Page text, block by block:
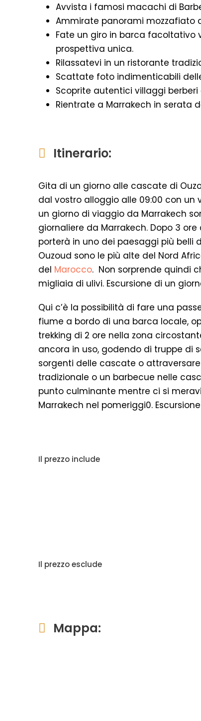
Avvista i famosi macachi di
Ammirate panorami mozzafiato
Fate un giro in barca facoltativo
prospettiva unica.
Rilassatevi in un ristorante
Scattate foto indimenticabili
Scoprite autentici villaggi
Rientrate a Marrakech in serata
Itinerario:
Gita di un giorno alle cascate di
dal vostro alloggio alle 09:00 con un
un giorno di viaggio da Marrakech
giornaliere da Marrakech. Dopo 3
porterà in uno dei paesaggi più belli
Ouzoud sono le più alte del Nord
del Marocco. Non sorprende quindi
migliaia di ulivi. Escursione di un
Qui c’è la possibilità di fare una
fiume a bordo di una barca locale,
trekking di 2 ore nella zona
ancora in uso, godendo di truppe di
sorgenti delle cascate o
tradizionale o un barbecue nelle
punto culminante mentre ci si
Marrakech nel pomeriggi0.
Il prezzo include
Il prezzo esclude
Mappa: